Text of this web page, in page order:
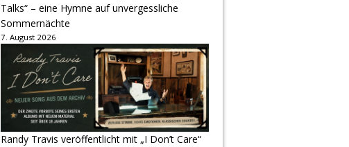
Talks“ – eine Hymne auf unvergessliche
Sommernächte
7. August 2026
Randy Travis veröffentlicht mit „I Don’t Care“